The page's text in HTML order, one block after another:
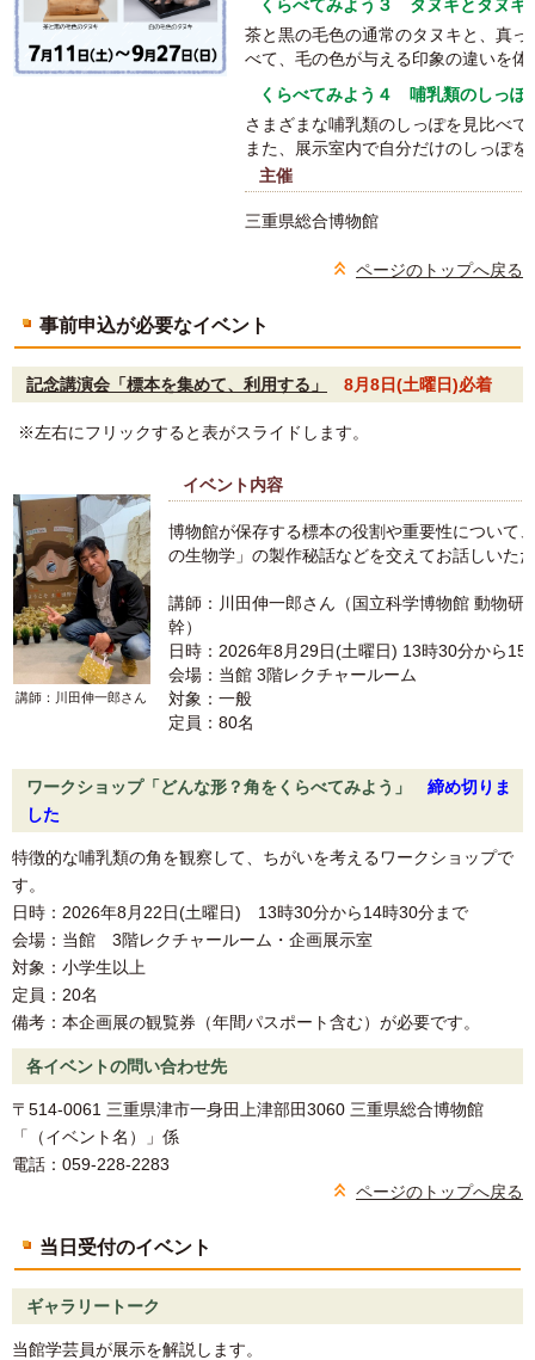
くらべてみよう３ タヌキとタヌキ
茶と黒の毛色の通常のタヌキと、真
べて、毛の色が与える印象の違いを体
くらべてみよう４ 哺乳類のしっぽ
さまざまな哺乳類のしっぽを見比べ
また、展示室内で自分だけのしっぽ
主催
三重県総合博物館
ページのトップへ戻る
事前申込が必要なイベント
記念講演会「標本を集めて、利用する」 8月8日(土曜日)必着
※左右にフリックすると表がスライドします。
講師：川田伸一郎さん
イベント内容
博物館が保存する標本の役割や重要性について
の生物学」の製作秘話などを交えてお話しいた
講師：川田伸一郎さん（国立科学博物館 動物研
幹）
日時：2026年8月29日(土曜日) 13時30分から15
会場：当館 3階レクチャールーム
対象：一般
定員：80名
ワークショップ「どんな形？角をくらべてみよう」 締め切りま
した
特徴的な哺乳類の角を観察して、ちがいを考えるワークショップで
す。
日時：2026年8月22日(土曜日) 13時30分から14時30分まで
会場：当館 3階レクチャールーム・企画展示室
対象：小学生以上
定員：20名
備考：本企画展の観覧券（年間パスポート含む）が必要です。
各イベントの問い合わせ先
〒514-0061 三重県津市一身田上津部田3060 三重県総合博物館
「（イベント名）」係
電話：059-228-2283
ページのトップへ戻る
当日受付のイベント
ギャラリートーク
当館学芸員が展示を解説します。